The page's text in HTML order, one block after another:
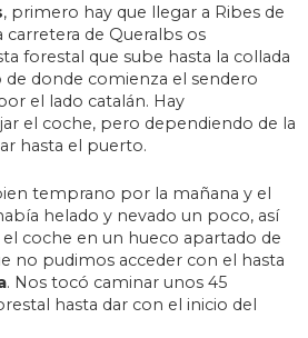
, primero hay que llegar a Ribes de
carretera de Queralbs os
forestal que sube hasta la collada
donde comienza el sendero
el lado catalán. Hay
el coche, pero dependiendo de la
hasta el puerto.
temprano por la mañana y el
helado y nevado un poco, así
coche en un hueco apartado de
no pudimos acceder con el hasta
. Nos tocó caminar unos 45
hasta dar con el inicio del